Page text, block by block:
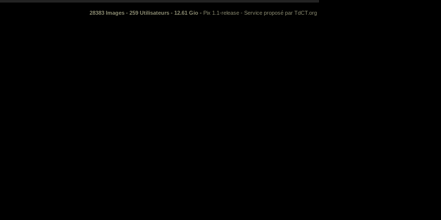
28383 Images - 259 Utilisateurs - 12.61 Gio - Pix 1.1-release - Service proposé par TdCT.org